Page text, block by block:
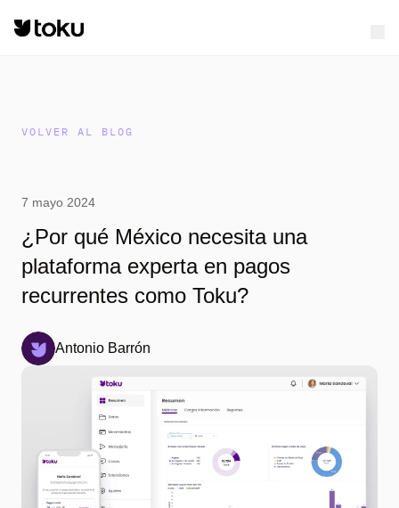
VOLVER AL BLOG
7 mayo 2024
¿Por qué México necesita una
plataforma experta en pagos
recurrentes como Toku?
Antonio Barrón